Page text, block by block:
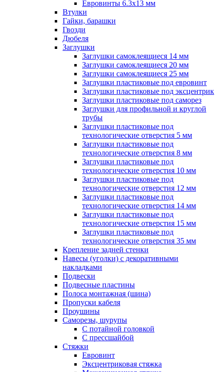
Евровинты 6.3х13 мм
Втулки
Гайки, барашки
Гвозди
Дюбеля
Заглушки
Заглушки самоклеящиеся 14 мм
Заглушки самоклеящиеся 20 мм
Заглушки самоклеящиеся 25 мм
Заглушки пластиковые под евровинт
Заглушки пластиковые под эксцентрик
Заглушки пластиковые под саморез
Заглушки для профильной и круглой
трубы
Заглушки пластиковые под
технологические отверстия 5 мм
Заглушки пластиковые под
технологические отверстия 8 мм
Заглушки пластиковые под
технологические отверстия 10 мм
Заглушки пластиковые под
технологические отверстия 12 мм
Заглушки пластиковые под
технологические отверстия 14 мм
Заглушки пластиковые под
технологические отверстия 15 мм
Заглушки пластиковые под
технологические отверстия 35 мм
Крепление задней стенки
Навесы (уголки) с декоративными
накладками
Подвески
Подвесные пластины
Полоса монтажная (шина)
Пропуски кабеля
Проушины
Саморезы, шурупы
С потайной головкой
С прессшайбой
Стяжки
Евровинт
Эксцентриковая стяжка